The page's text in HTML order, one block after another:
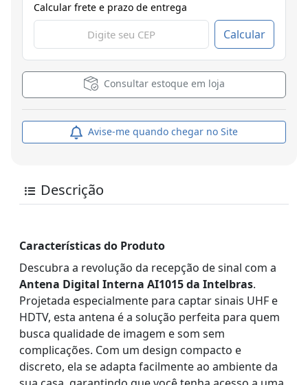
Calcular frete e prazo de entrega
Calcular
Consultar estoque em loja
Avise-me quando chegar no Site
Descrição
Características do Produto
Descubra a revolução da recepção de sinal com a
Antena Digital Interna AI1015 da Intelbras.
Projetada especialmente para captar sinais UHF e
HDTV, esta antena é a solução perfeita para quem
busca qualidade de imagem e som sem
complicações. Com um design compacto e
discreto, ela se adapta facilmente ao ambiente da